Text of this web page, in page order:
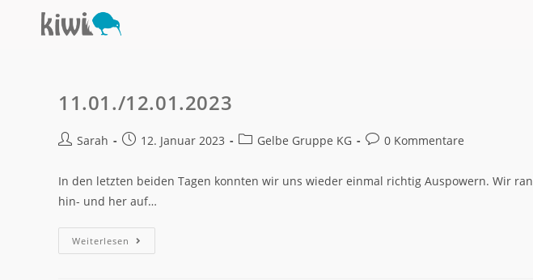
11.01./12.01.2023
Sarah 12. Januar 2023 Gelbe Gruppe KG 0 Kommentare
In den letzten beiden Tagen konnten wir uns wieder einmal richtig Auspowern. Wir
hin- und her auf…
Weiterlesen